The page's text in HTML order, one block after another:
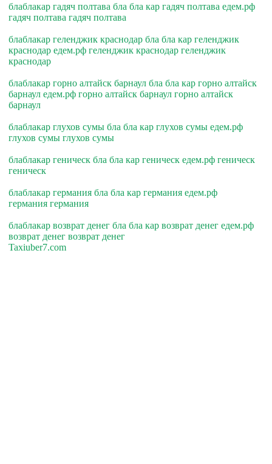
блаблакар гадяч полтава бла бла кар гадяч полтава едем.рф
гадяч полтава гадяч полтава
блаблакар геленджик краснодар бла бла кар геленджик
краснодар едем.рф геленджик краснодар геленджик
краснодар
блаблакар горно алтайск барнаул бла бла кар горно алтайск
барнаул едем.рф горно алтайск барнаул горно алтайск
барнаул
блаблакар глухов сумы бла бла кар глухов сумы едем.рф
глухов сумы глухов сумы
блаблакар геническ бла бла кар геническ едем.рф геническ
геническ
блаблакар германия бла бла кар германия едем.рф
германия германия
блаблакар возврат денег бла бла кар возврат денег едем.рф
возврат денег возврат денег
Taxiuber7.com